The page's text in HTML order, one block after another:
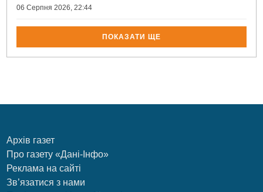
06 Серпня 2026, 22:44
ПОКАЗАТИ ЩЕ
Архів газет
Про газету «Дані-Інфо»
Реклама на сайті
Зв’язатися з нами